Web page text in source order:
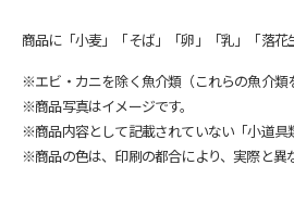
商品に「小麦」「そば」「卵」「乳」「落
※エビ・カニを除く魚介類（これらの魚介類
※商品写真はイメージです。
※商品内容として記載されていない「小道具
※商品の色は、印刷の都合により、実際と異